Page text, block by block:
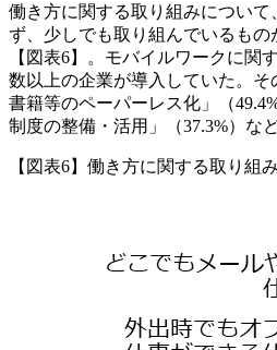
働き方に関する取り組みについ
ず、少しでも取り組んでいるもの
【図表6】。モバイルワークに関
数以上の企業が導入していた。そ
書籍等のペーパーレス化」（
制度の整備・活用」（37.3%）な
【図表6】働き方に関する取り組